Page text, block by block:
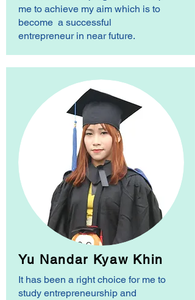
me to achieve my aim which is to
become a successful
entrepreneur in near future.
Yu Nandar Kyaw Khin
It has been a right choice for me to
study entrepreneurship and